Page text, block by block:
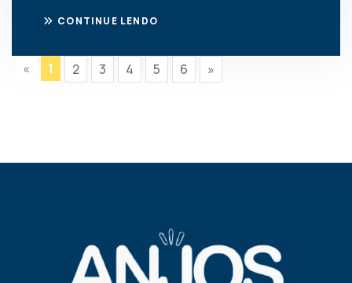
CONTINUE LENDO
« 1 2 3 4 5 6 »